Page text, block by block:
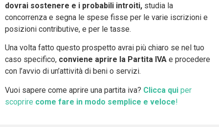
dovrai sostenere e i probabili introiti, studia la
concorrenza e segna le spese fisse per le varie iscrizioni e
posizioni contributive, e per le tasse.
Una volta fatto questo prospetto avrai più chiaro se nel tuo
caso specifico, conviene aprire la Partita IVA e procedere
con l’avvio di un’attività di beni o servizi.
Vuoi sapere come aprire una partita iva? Clicca qui per
scoprire come fare in modo semplice e veloce!